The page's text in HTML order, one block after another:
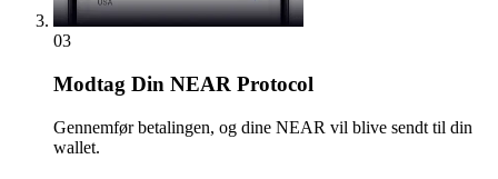
03
Modtag Din NEAR Protocol
Gennemfør betalingen, og dine NEAR vil blive sendt til din
wallet.